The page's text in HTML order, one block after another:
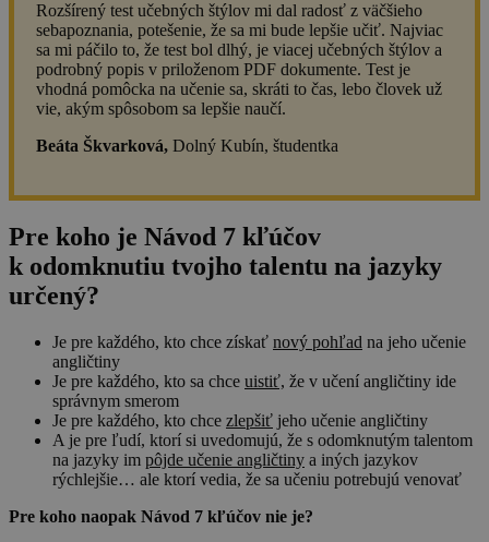
Rozšírený test učebných štýlov mi dal radosť z väčšieho
sebapoznania, potešenie, že sa mi bude lepšie učiť. Najviac
sa mi páčilo to, že test bol dlhý, je viacej učebných štýlov a
podrobný popis v priloženom PDF dokumente. Test je
vhodná pomôcka na učenie sa, skráti to čas, lebo človek už
vie, akým spôsobom sa lepšie naučí.
Beáta Škvarková, Dolný Kubín, študentka
Pre koho je Návod 7 kľúčov
k odomknutiu tvojho talentu na jazyky
určený?
Je pre každého, kto chce získať nový pohľad na jeho učenie
angličtiny
Je pre každého, kto sa chce uistiť, že v učení angličtiny ide
správnym smerom
Je pre každého, kto chce zlepšiť jeho učenie angličtiny
A je pre ľudí, ktorí si uvedomujú, že s odomknutým talentom
na jazyky im pôjde učenie angličtiny a iných jazykov
rýchlejšie… ale ktorí vedia, že sa učeniu potrebujú venovať
Pre koho naopak Návod 7 kľúčov nie je?